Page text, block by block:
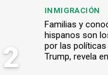
2
INMIGRACIÓN
Familias y
hispanos son
por las
Trump, revela